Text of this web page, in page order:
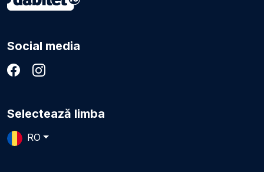
Social media
Selectează limba
RO